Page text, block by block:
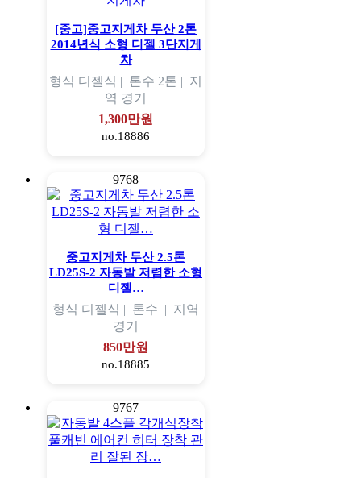
[중고]중고지게차 두산 2톤
2014년식 소형 디젤 3단지게
차
형식 디젤식 | 톤수 2톤 | 지
역 경기
1,300만원
no.18886
9768
중고지게차 두산 2.5톤
LD25S-2 자동발 저렴한 소형
디젤…
형식 디젤식 | 톤수 | 지역
경기
850만원
no.18885
9767